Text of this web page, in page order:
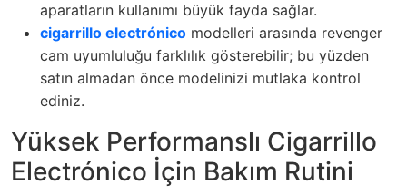
aparatların kullanımı büyük fayda sağlar.
cigarrillo electrónico modelleri arasında revenger
cam uyumluluğu farklılık gösterebilir; bu yüzden
satın almadan önce modelinizi mutlaka kontrol
ediniz.
Yüksek Performanslı Cigarrillo
Electrónico İçin Bakım Rutini